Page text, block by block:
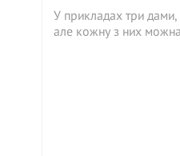
У прикладах три дами,
але кожну з них